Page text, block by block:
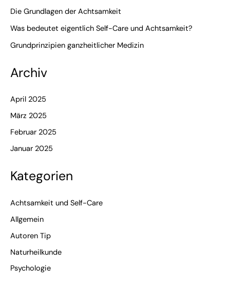
Die Grundlagen der Achtsamkeit
Was bedeutet eigentlich Self-Care und Achtsamkeit?
Grundprinzipien ganzheitlicher Medizin
Archiv
April 2025
März 2025
Februar 2025
Januar 2025
Kategorien
Achtsamkeit und Self-Care
Allgemein
Autoren Tip
Naturheilkunde
Psychologie